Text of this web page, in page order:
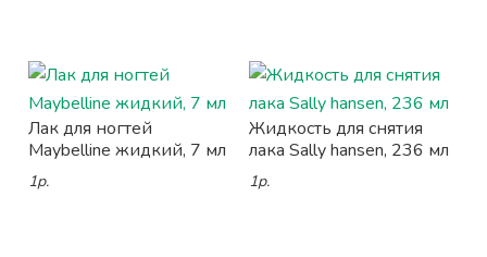
Лак для ногтей
Maybelline жидкий, 7 мл
1р.
Жидкость для снятия
лака Sally hansen, 236 мл
1р.